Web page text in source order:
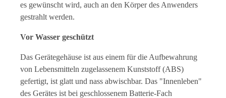
es gewünscht wird, auch an den Körper des Anwenders
gestrahlt werden.
Vor Wasser geschützt
Das Gerätegehäuse ist aus einem für die Aufbewahrung
von Lebensmitteln zugelassenem Kunststoff (ABS)
gefertigt, ist glatt und nass abwischbar. Das "Innenleben"
des Gerätes ist bei geschlossenem Batterie-Fach